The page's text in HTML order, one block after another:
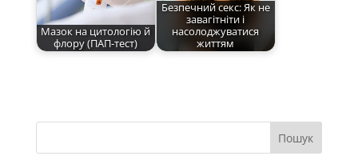
Мазок на цитологію й
флору (ПАП-тест)
Безпечний секс: Як не
завагітніти і
насолоджуватися
життям
Пошук